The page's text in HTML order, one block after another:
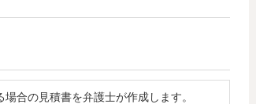
合の見積書を弁護士が作成します。